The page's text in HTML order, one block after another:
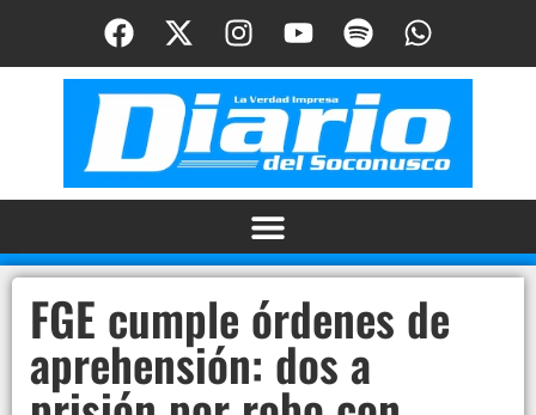
FGE cumple órdenes de
aprehensión: dos a